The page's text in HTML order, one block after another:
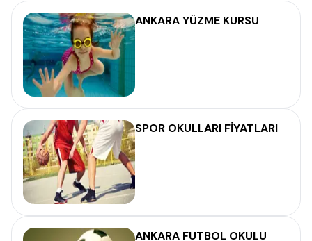
ANKARA YÜZME KURSU
SPOR OKULLARI FİYATLARI
ANKARA FUTBOL OKULU